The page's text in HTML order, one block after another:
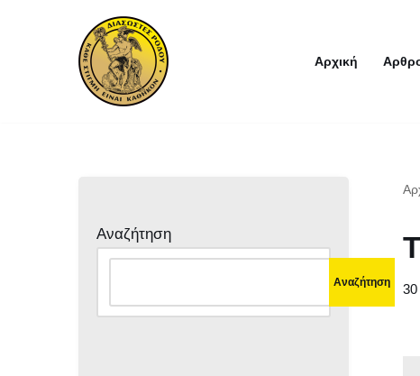
Μεταπηδήστε
περιεχόμενο
Αρχική
Αναζήτηση
Αναζήτηση 30